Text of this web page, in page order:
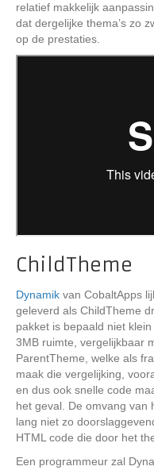
relatief makkelijk
dat dergelijke thema’s zo
op de prestaties.
ChildTheme
Dynamik van CobaltApps
geleverd als ChildTheme
pakket is bepaald niet
3MB ruimte, vergelijkbaar
ParentTheme, welke als
maak die vergelijking,
en dus ook snelle code
het geval. De omvang van
lang niet zo
HTML code die door het
Een programmeur zal